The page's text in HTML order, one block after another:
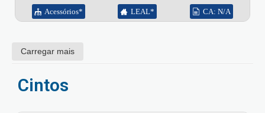
Acessórios* LEAL* CA: N/A
Carregar mais
Cintos